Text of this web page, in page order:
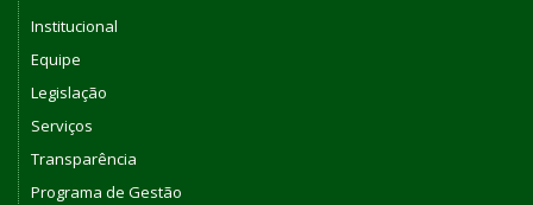
Institucional
Equipe
Legislação
Serviços
Transparência
Programa de Gestão